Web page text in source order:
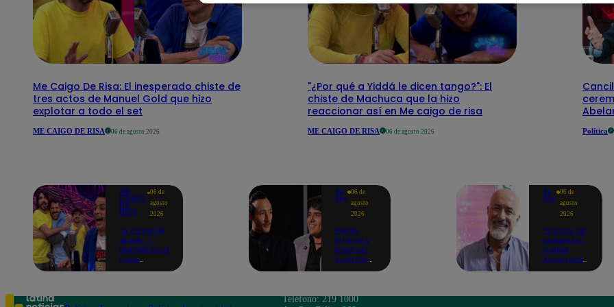
Me Caigo De Risa: El inesperado chiste de
tres actos de Manuel Gold que hizo
explotar a todo el set
ME CAIGO DE RISA 06 de agosto 2026
"¿Por qué a Yiddá le dicen tango?": El
chiste de Machuca que la hizo
reaccionar así en Me caigo de risa
ME CAIGO DE RISA 06 de agosto 2026 Política
ME
CAIGO
DE
RISA
06 de
agosto
2026
"A Peláez le
dicen...":
Manuel Gold
hace
de contar el
Yo
Soy
06 de
agosto
2026
Pedro
Infante y
Raphael
cuentan
vida en
Yo
Soy
06 de
agosto
2026
"Somos un
equipazo":
Carlos
Alcántara
nueva
Teléfono: 219 1000